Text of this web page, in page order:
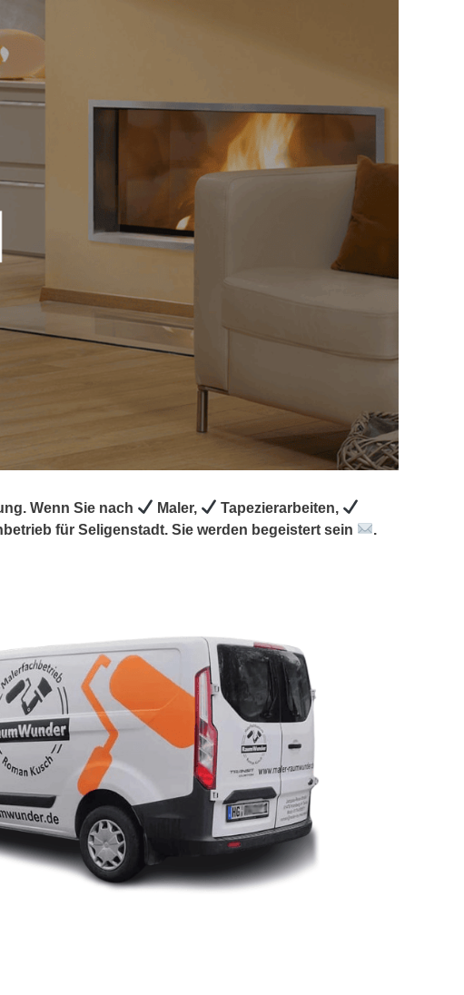
Wenn Sie nach Maler,
Tapezierarbeiten,
für Seligenstadt. Sie werden begeistert sein .